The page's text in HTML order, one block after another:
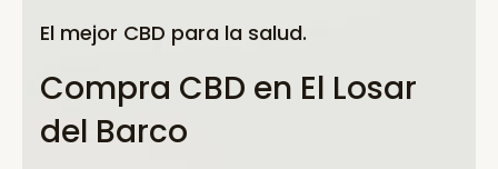
El mejor CBD para la salud.
Compra CBD en El Losar
del Barco